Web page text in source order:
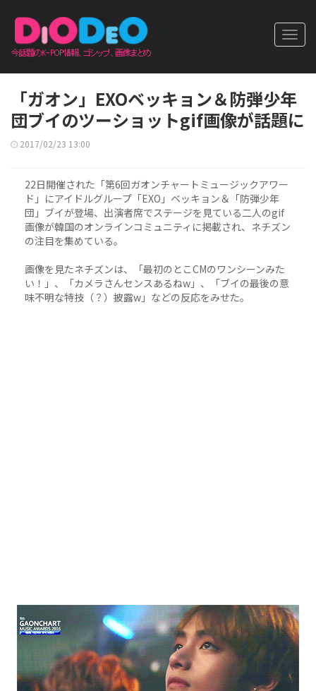
「ガオン」EXOベッキョン＆防弾少年
団ブイのツーショットgif画像が話題に
2017/02/23 13:00
22日開催された「第6回ガオンチャートミュージックアワー
ド」にアイドルグループ「EXO」ベッキョン＆「防弾少年
団」ブイが登場、出演者席でステージを見ている二人のgif
画像が韓国のオンラインコミュニティに掲載され、ネチズン
の注目を集めている。
画像を見たネチズンは、「最初のとこCMのワンシーンみた
い！」、「カメラさんセンスあるねw」、「ブイの最後の意
味不明な特技（？）披露w」などの反応をみせた。